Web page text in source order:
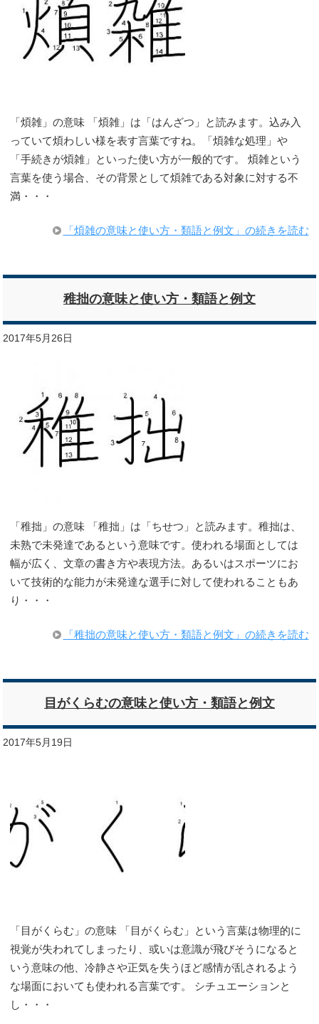
「煩雑」の意味 「煩雑」は「はんざつ」と読みます。込み入
っていて煩わしい様を表す言葉ですね。「煩雑な処理」や
「手続きが煩雑」といった使い方が一般的です。 煩雑という
言葉を使う場合、その背景として煩雑である対象に対する不
満・・・
「煩雑の意味と使い方・類語と例文」の続きを読む
稚拙の意味と使い方・類語と例文
2017年5月26日
「稚拙」の意味 「稚拙」は「ちせつ」と読みます。稚拙は、
未熟で未発達であるという意味です。使われる場面としては
幅が広く、文章の書き方や表現方法。あるいはスポーツにお
いて技術的な能力が未発達な選手に対して使われることもあ
り・・・
「稚拙の意味と使い方・類語と例文」の続きを読む
目がくらむの意味と使い方・類語と例文
2017年5月19日
「目がくらむ」の意味 「目がくらむ」という言葉は物理的に
視覚が失われてしまったり、或いは意識が飛びそうになると
いう意味の他、冷静さや正気を失うほど感情が乱されるよう
な場面においても使われる言葉です。 シチュエーションと
し・・・